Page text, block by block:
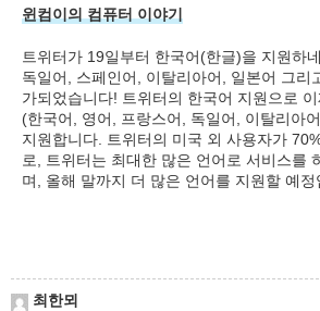
윈컴이의 컴퓨터 이야기
트위터가 19일부터 한국어(한글)을 지원하
독일어, 스페인어, 이탈리아어, 일본어 그리
가되었습니다! 트위터의 한국어 지원으로
(한국어, 영어, 프랑스어, 독일어, 이탈리아
지원합니다. 트위터의 미국 외 사용자가
로, 트위터는 최대한 많은 언어로 서비스를
며, 올해 말까지 더 많은 언어를 지원할 예
최한뫼